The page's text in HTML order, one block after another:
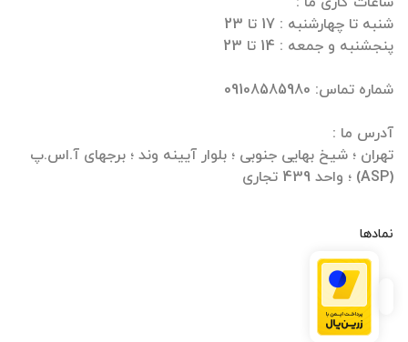
تهران ؛ شیخ بهایی جنوبی ؛ بلوار آیینه وند ؛ برجهای آ.اس.پ
(ASP) ؛ واحد 439 تجاری
نمادها